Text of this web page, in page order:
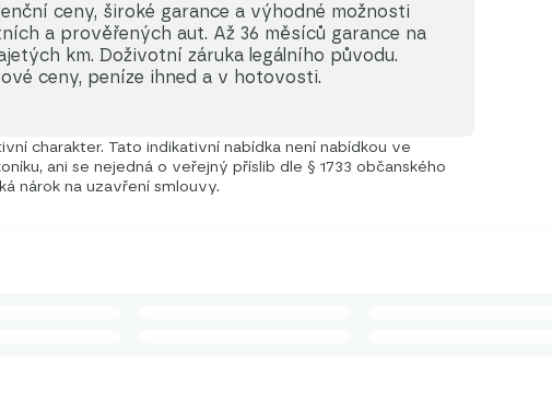
ceny, široké garance a výhodné možnosti
a prověřených aut. Až 36 měsíců garance na
km. Doživotní záruka legálního původu.
ceny, peníze ihned a v hotovosti.
charakter. Tato indikativní nabídka není nabídkou ve
ani se nejedná o veřejný příslib dle § 1733 občanského
nárok na uzavření smlouvy.